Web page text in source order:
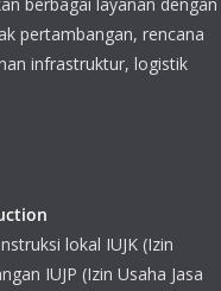
lokal IUJK (Izin
IUJP (Izin Usaha Jasa
logam (metal smelting